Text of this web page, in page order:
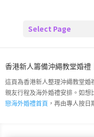
Select Page
香港新人籌備沖繩教堂婚
這頁為香港新人整理沖繩教堂婚
親友行程及海外婚禮安排。如
戀海外婚禮首頁 ，再由專人按